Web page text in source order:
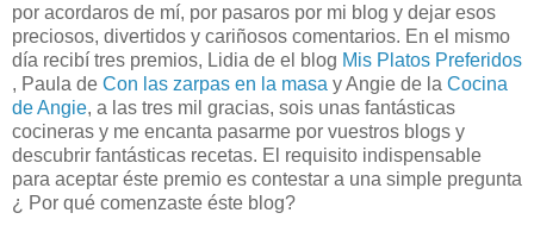
por acordaros de mí, por pasaros por mi blog y dejar esos
preciosos, divertidos y cariñosos comentarios. En el mismo
día recibí tres premios, Lidia de el blog Mis Platos Preferidos
, Paula de Con las zarpas en la masa y Angie de la Cocina
de Angie, a las tres mil gracias, sois unas fantásticas
cocineras y me encanta pasarme por vuestros blogs y
descubrir fantásticas recetas. El requisito indispensable
para aceptar éste premio es contestar a una simple pregunta
¿ Por qué comenzaste éste blog?